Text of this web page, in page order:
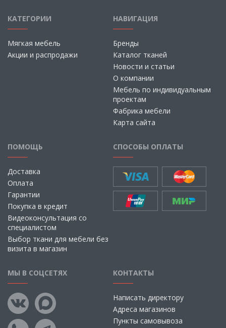
КАТЕГОРИИ
Мягкая мебель
Акции и распродажи
НАВИГАЦИЯ
Бренды
Каталог тканей
Новости и статьи
О компании
Мебель по индивидуальным
проектам
Фабрика мебели
Карта сайта
ПОМОЩЬ
Доставка
Оплата
Гарантии
Покупка в кредит
Видеоконсультация со
специалистом
Выбор ткани для мебели без
визита в магазин
СПОСОБЫ ОПЛАТЫ
МЫ В СОЦСЕТЯХ КОНТАКТЫ
Написать директору
Адреса магазинов
Пункты самовывоза